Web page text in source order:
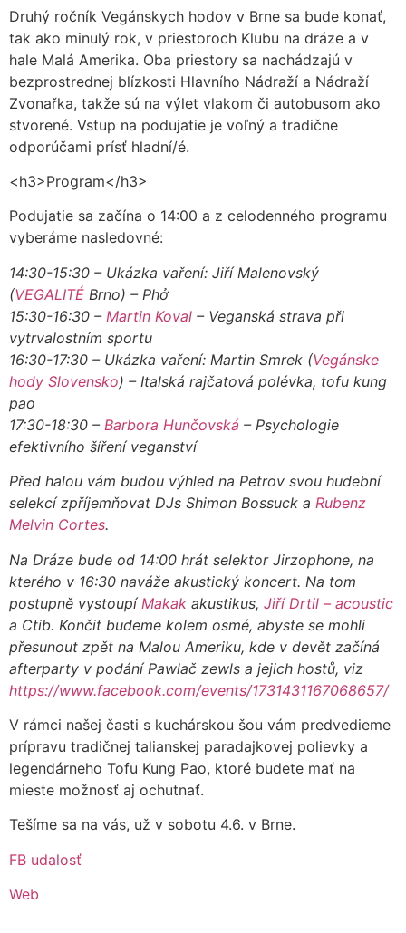
Druhý ročník Vegánskych hodov v Brne sa bude konať,
tak ako minulý rok, v priestoroch Klubu na dráze a v
hale Malá Amerika. Oba priestory sa nachádzajú v
bezprostrednej blízkosti Hlavního Nádraží a Nádraží
Zvonařka, takže sú na výlet vlakom či autobusom ako
stvorené. Vstup na podujatie je voľný a tradične
odporúčami prísť hladní/é.
<h3>Program</h3>
Podujatie sa začína o 14:00 a z celodenného programu
vyberáme nasledovné:
14:30-15:30 – Ukázka vaření: Jiří Malenovský
(VEGALITÉ Brno) – Phở
15:30-16:30 – Martin Koval – Veganská strava při
vytrvalostním sportu
16:30-17:30 – Ukázka vaření: Martin Smrek (Vegánske
hody Slovensko) – Italská rajčatová polévka, tofu kung
pao
17:30-18:30 – Barbora Hunčovská – Psychologie
efektivního šíření veganství
Před halou vám budou výhled na Petrov svou hudební
selekcí zpříjemňovat DJs Shimon Bossuck a Rubenz
Melvin Cortes.
Na Dráze bude od 14:00 hrát selektor Jirzophone, na
kterého v 16:30 naváže akustický koncert. Na tom
postupně vystoupí Makak akustikus, Jiří Drtil – acoustic
a Ctib. Končit budeme kolem osmé, abyste se mohli
přesunout zpět na Malou Ameriku, kde v devět začíná
afterparty v podání Pawlač zewls a jejich hostů, viz
https://www.facebook.com/events/1731431167068657/
V rámci našej časti s kuchárskou šou vám predvedieme
prípravu tradičnej talianskej paradajkovej polievky a
legendárneho Tofu Kung Pao, ktoré budete mať na
mieste možnosť aj ochutnať.
Tešíme sa na vás, už v sobotu 4.6. v Brne.
FB udalosť
Web